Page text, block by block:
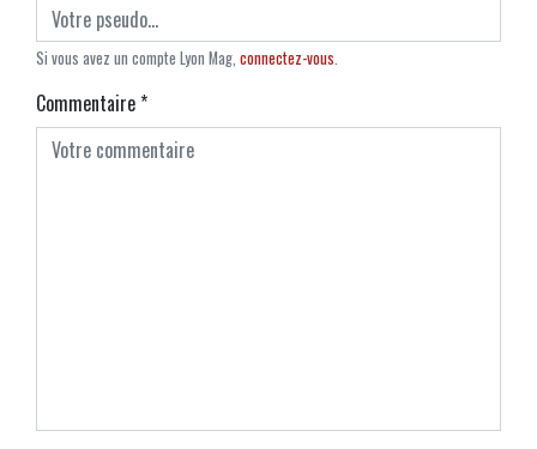
Si vous avez un compte Lyon Mag, connectez-vous.
Commentaire*